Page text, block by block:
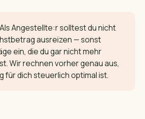
Als Angestellte:r solltest du nicht
ausreizen — sonst
ein, die du gar nicht mehr
Wir rechnen vorher genau aus,
für dich steuerlich optimal ist.